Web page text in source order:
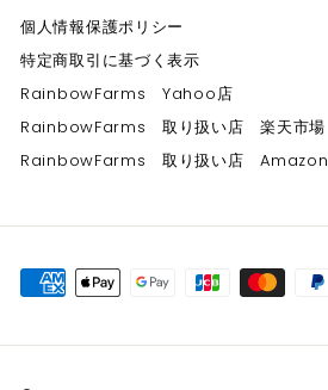
個人情報保護ポリシー
特定商取引に基づく表示
RainbowFarms Yahoo店
RainbowFarms 取り扱い店 楽天市場
RainbowFarms 取り扱い店 Amazon